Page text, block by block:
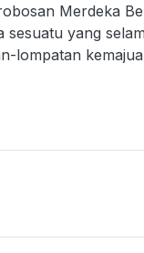
Merdeka
yang
lompatan